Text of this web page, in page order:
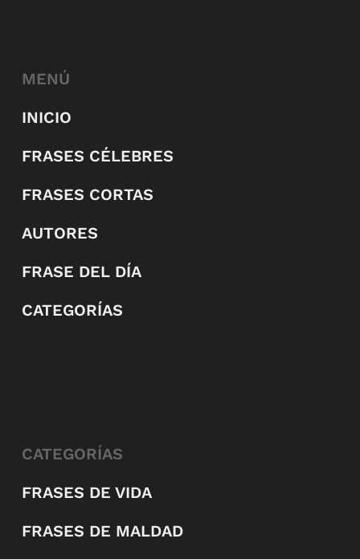
MENÚ
INICIO
FRASES CÉLEBRES
FRASES CORTAS
AUTORES
FRASE DEL DÍA
CATEGORÍAS
CATEGORÍAS
FRASES DE VIDA
FRASES DE MALDAD